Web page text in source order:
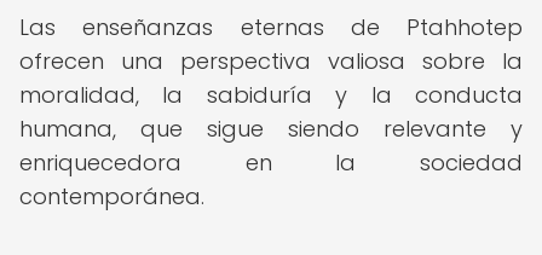
Las enseñanzas eternas de Ptahhotep
ofrecen una perspectiva valiosa sobre la
moralidad, la sabiduría y la conducta
humana, que sigue siendo relevante y
enriquecedora en la sociedad
contemporánea.